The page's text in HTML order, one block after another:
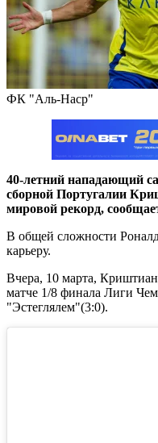
ФК "Аль-Наср"
40-летний нападающий
сборной Португалии
мировой рекорд,
В общей сложности
карьеру.
Вчера, 10 марта,
матче 1/8 финала Лиги
"Эстеглялем"(3:0).